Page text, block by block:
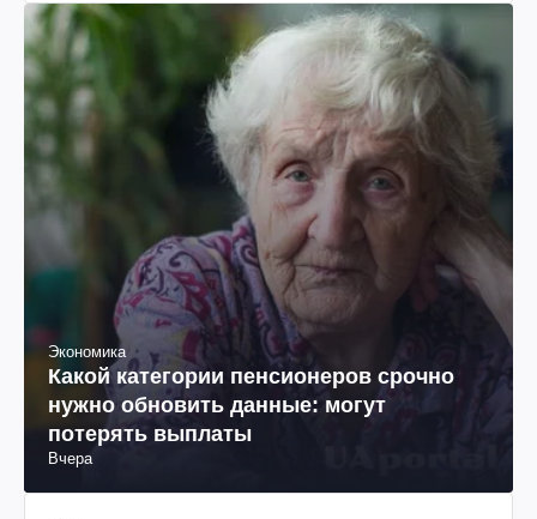
Экономика
Какой категории пенсионеров срочно
нужно обновить данные: могут
потерять выплаты